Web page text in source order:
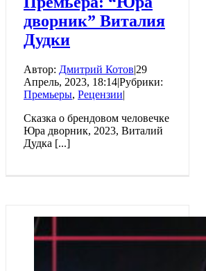
дворник” Виталия
Дудки
Автор: Дмитрий Котов|29
Апрель, 2023, 18:14|Рубрики:
Премьеры, Рецензии|
Сказка о брендовом человечке
Юра дворник, 2023, Виталий
Дудка [...]